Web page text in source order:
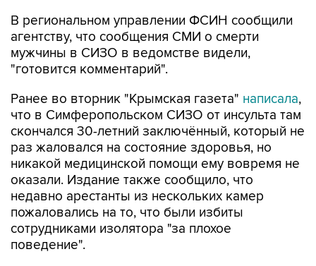
В региональном управлении ФСИН сообщили
агентству, что сообщения СМИ о смерти
мужчины в СИЗО в ведомстве видели,
"готовится комментарий".
Ранее во вторник "Крымская газета" написала,
что в Симферопольском СИЗО от инсульта там
скончался 30-летний заключённый, который не
раз жаловался на состояние здоровья, но
никакой медицинской помощи ему вовремя не
оказали. Издание также сообщило, что
недавно арестанты из нескольких камер
пожаловались на то, что были избиты
сотрудниками изолятора "за плохое
поведение".